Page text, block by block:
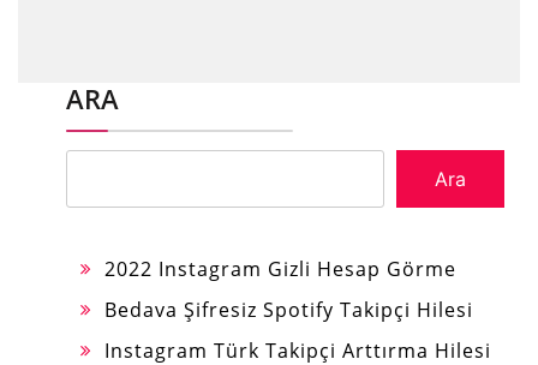
ARA
Ara
2022 Instagram Gizli Hesap Görme
Bedava Şifresiz Spotify Takipçi Hilesi
Instagram Türk Takipçi Arttırma Hilesi